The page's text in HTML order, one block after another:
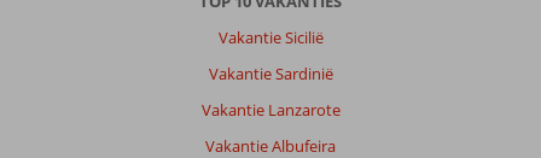
Vakantie Sicilië
Vakantie Sardinië
Vakantie Lanzarote
Vakantie Albufeira